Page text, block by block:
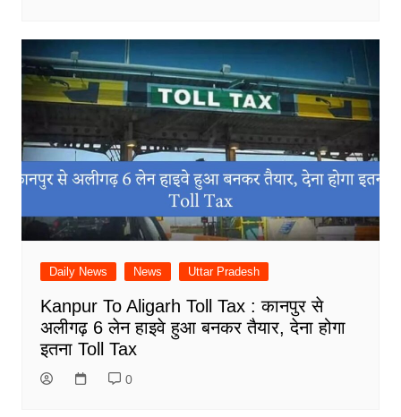
Daily News News Uttar Pradesh
Kanpur To Aligarh Toll Tax : कानपुर से
अलीगढ़ 6 लेन हाइवे हुआ बनकर तैयार, देना होगा
इतना Toll Tax
0